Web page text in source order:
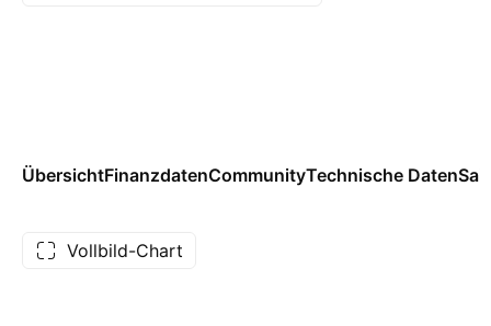
ÜbersichtFinanzdatenCommunityTechnische Daten
Vollbild-Chart